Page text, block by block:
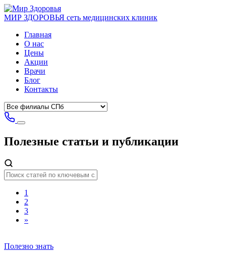
МИР ЗДОРОВЬЯ сеть медицинских клиник
Главная
О нас
Цены
Акции
Врачи
Блог
Контакты
Полезные статьи и публикации
1
2
3
»
Полезно знать